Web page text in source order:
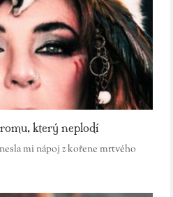
který neplodí
mi nápoj z kořene mrtvého